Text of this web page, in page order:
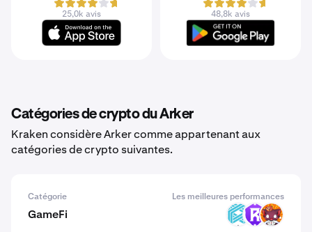
25,0k avis 48,8k avis
Catégories de crypto du Arker
Kraken considère Arker comme appartenant aux
catégories de crypto suivantes.
Catégorie Les meilleures performances
GameFi LUX RST KO